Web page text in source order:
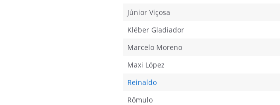
Júnior Viçosa
Kléber Gladiador
Marcelo Moreno
Maxi López
Reinaldo
Rômulo